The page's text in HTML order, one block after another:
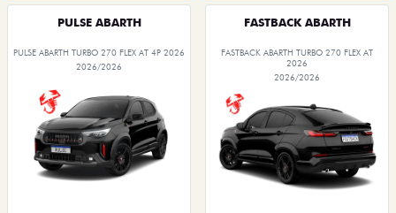
PULSE ABARTH
PULSE ABARTH TURBO 270 FLEX AT 4P 2026
2026/2026
FASTBACK ABARTH
FASTBACK ABARTH TURBO 270 FLEX AT
2026
2026/2026